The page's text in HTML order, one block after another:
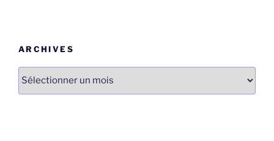
ARCHIVES
Archives